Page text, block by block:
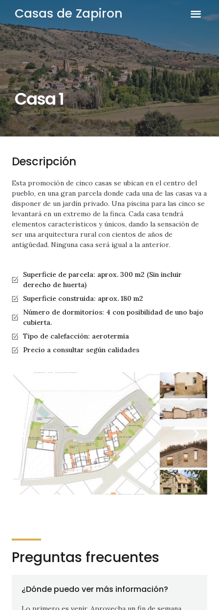
Casas de Zapiron
Casa 1
Descripción
Esta promoción de cinco casas se ubican en el centro del
pueblo, en una gran parcela donde cada una de las casas va a
disponer de un jardín privado. Una piscina para las cinco se
levantará en un extremo de la finca. Cada casa tendrá
elementos característicos y únicos, dando la sensación de
ser una arquitectura rural con cientos de años de
antigüedad. Ninguna casa será igual a la anterior.
Superficie de parcela: aprox. 300 m2 (Sin incluir
derecho de huerta)
Superficie construida: aprox. 180 m2
Número de dormitorios: 4 con posibilidad de uno bajo
cubierta.
Tipo de calefacción: aerotermia
Precio a consultar según calidades
Preguntas frecuentes
¿Dónde puedo ver más información?